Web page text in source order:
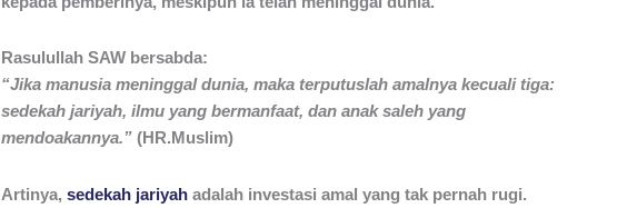
Rasulullah SAW bersabda:
“Jika manusia meninggal dunia, maka terputuslah amalnya kecuali tiga:
sedekah jariyah, ilmu yang bermanfaat, dan anak saleh yang
mendoakannya.”(HR.Muslim)
Artinya, sedekah jariyahadalah investasi amal yang tak pernah rugi.